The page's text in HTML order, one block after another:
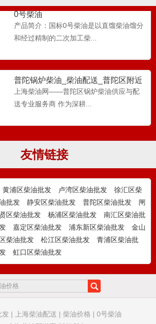
0号柴油
产品简介：国标0号柴油是以直馏柴油馏分
普陀锅炉柴油_柴油配送_普陀区附近
柴油供应
上海柴油网——普陀区锅炉柴油供应与配
徐汇锅炉柴油_柴油配送_徐汇区附近
柴油供应
上海柴油网——徐汇区锅炉柴油供应与配
静安锅炉柴油_柴油配送_静安区附近
柴油供应
上海柴油网——静安区锅炉柴油供应与配
送专业服务商 作为深耕...
杨浦锅炉柴油_柴油配送_杨浦区附近
柴油供应
上海柴油网——杨浦区锅炉柴油供应与配
友情链接
黄浦区柴油批发 卢湾区柴油批发
徐汇区柴
批发 静安区柴油批发 普陀区柴油批发
闸
区柴油批发 杨浦区柴油批发
南汇区柴油批
嘉定区柴油批发 浦东新区柴油批发
金山
柴油批发 松江区柴油批发
青浦区柴油批
虹口区柴油批发
发 | 上海柴油配送 | 柴油价格 | 0号柴油